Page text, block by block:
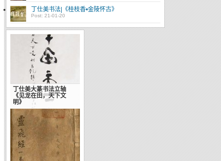
丁仕美书法|《桂枝香•金陵怀古》
Post: 21-01-20
丁仕美大篆书法立轴
《见龙在田，天下文
明》